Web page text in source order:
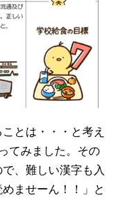
とは・・・と考え
てみました。その
、難しい漢字も入
ませーん！！」と